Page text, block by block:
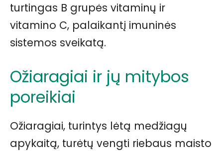
turtingas B grupės vitaminų ir
vitamino C, palaikantį imuninės
sistemos sveikatą.
Ožiaragiai ir jų mitybos
poreikiai
Ožiaragiai, turintys lėtą medžiagų
apykaitą, turėtų vengti riebaus maisto